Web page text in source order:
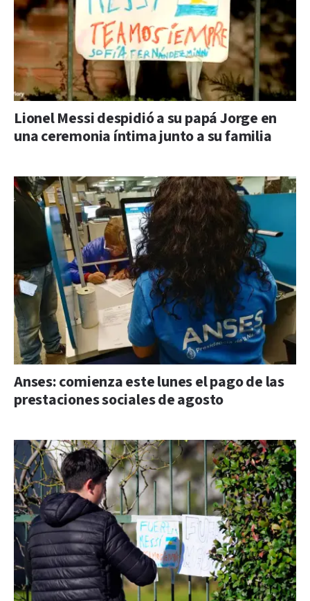
Lionel Messi despidió a su papá Jorge en
una ceremonia íntima junto a su familia
Anses: comienza este lunes el pago de las
prestaciones sociales de agosto